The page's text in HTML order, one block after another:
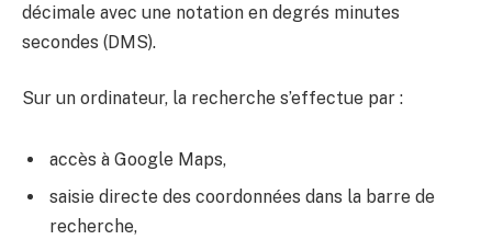
décimale avec une notation en degrés minutes
secondes (DMS).
Sur un ordinateur, la recherche s’effectue par :
accès à Google Maps,
saisie directe des coordonnées dans la barre de
recherche,